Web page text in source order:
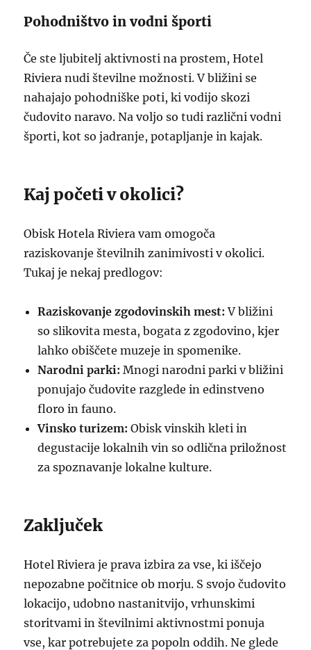
Pohodništvo in vodni športi
Če ste ljubitelj aktivnosti na prostem, Hotel
Riviera nudi številne možnosti. V bližini se
nahajajo pohodniške poti, ki vodijo skozi
čudovito naravo. Na voljo so tudi različni vodni
športi, kot so jadranje, potapljanje in kajak.
Kaj početi v okolici?
Obisk Hotela Riviera vam omogoča
raziskovanje številnih zanimivosti v okolici.
Tukaj je nekaj predlogov:
Raziskovanje zgodovinskih mest: V bližini
so slikovita mesta, bogata z zgodovino, kjer
lahko obiščete muzeje in spomenike.
Narodni parki: Mnogi narodni parki v bližini
ponujajo čudovite razglede in edinstveno
floro in fauno.
Vinsko turizem: Obisk vinskih kleti in
degustacije lokalnih vin so odlična priložnost
za spoznavanje lokalne kulture.
Zaključek
Hotel Riviera je prava izbira za vse, ki iščejo
nepozabne počitnice ob morju. S svojo čudovito
lokacijo, udobno nastanitvijo, vrhunskimi
storitvami in številnimi aktivnostmi ponuja
vse, kar potrebujete za popoln oddih. Ne glede